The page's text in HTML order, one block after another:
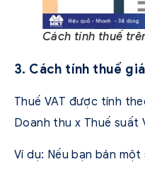
Cách tính thuế
3. Cách tính thuế
Thuế VAT được tính
Doanh thu x Thuế suất
Ví dụ: Nếu bạn bán